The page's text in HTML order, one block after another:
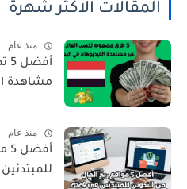
المقالات الاكثر شهرة
منذ عام
مشاهدة
منذ عام
للمبتدئين في